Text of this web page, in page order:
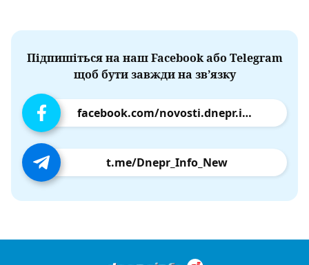
Підпишіться на наш Facebook або Telegram
щоб бути завжди на зв’язку
facebook.com/novosti.dnepr.info
t.me/Dnepr_Info_New